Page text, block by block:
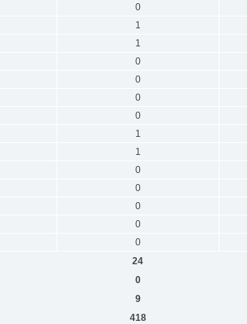
0
1
1
0
0
0
0
1
1
0
0
0
0
0
24
0
9
418